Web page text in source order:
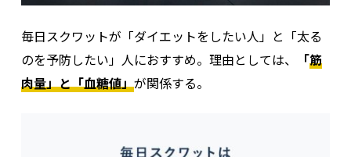
毎日スクワットが「ダイエットをしたい人」と「太る
のを予防したい」人におすすめ。理由としては、
「筋
肉量」と「血糖値」が関係する。